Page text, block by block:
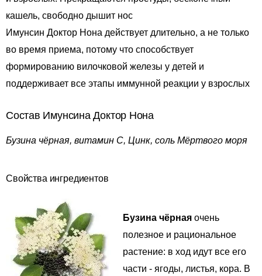
кашель, свободно дышит нос
Имунсин Доктор Нона действует длительно, а не только
во время приема, потому что способствует
формированию вилочковой железы у детей и
поддерживает все этапы иммунной реакции у взрослых
Состав Имунсина Доктор Нона
Бузина чёрная, витамин С, Цинк, соль Мёртвого моря
Свойства ингредиентов
Бузина чёрная очень
полезное и рациональное
растение: в ход идут все его
части - ягоды, листья, кора. В